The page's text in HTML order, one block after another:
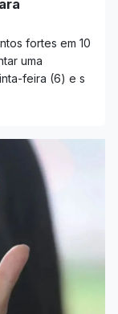
fortes em 10
uma
feira (6) e s